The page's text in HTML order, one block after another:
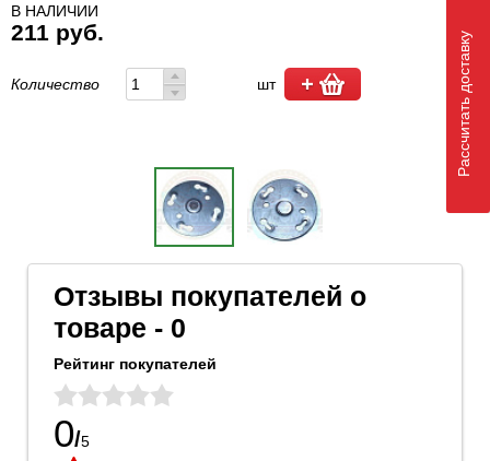
В НАЛИЧИИ
211 руб.
Количество шт
Отзывы покупателей о
товаре - 0
Рейтинг покупателей
0/5
Рассчитать доставку